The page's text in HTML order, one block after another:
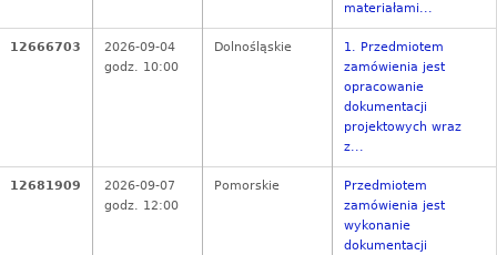
materiałami...
12666703
2026-09-04
godz. 10:00
Dolnośląskie
1. Przedmiotem
zamówienia jest
opracowanie
dokumentacji
projektowych wraz
z...
12681909
2026-09-07
godz. 12:00
Pomorskie
Przedmiotem
zamówienia jest
wykonanie
dokumentacji